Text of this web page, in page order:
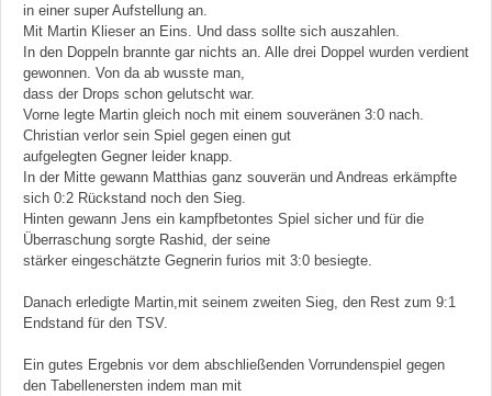
in einer super Aufstellung an.
Mit Martin Klieser an Eins. Und dass sollte sich auszahlen.
In den Doppeln brannte gar nichts an. Alle drei Doppel wurden verdient
gewonnen. Von da ab wusste man,
dass der Drops schon gelutscht war.
Vorne legte Martin gleich noch mit einem souveränen 3:0 nach.
Christian verlor sein Spiel gegen einen gut
aufgelegten Gegner leider knapp.
In der Mitte gewann Matthias ganz souverän und Andreas erkämpfte
sich 0:2 Rückstand noch den Sieg.
Hinten gewann Jens ein kampfbetontes Spiel sicher und für die
Überraschung sorgte Rashid, der seine
stärker eingeschätzte Gegnerin furios mit 3:0 besiegte.
Danach erledigte Martin,mit seinem zweiten Sieg, den Rest zum 9:1
Endstand für den TSV.
Ein gutes Ergebnis vor dem abschließenden Vorrundenspiel gegen
den Tabellenersten indem man mit